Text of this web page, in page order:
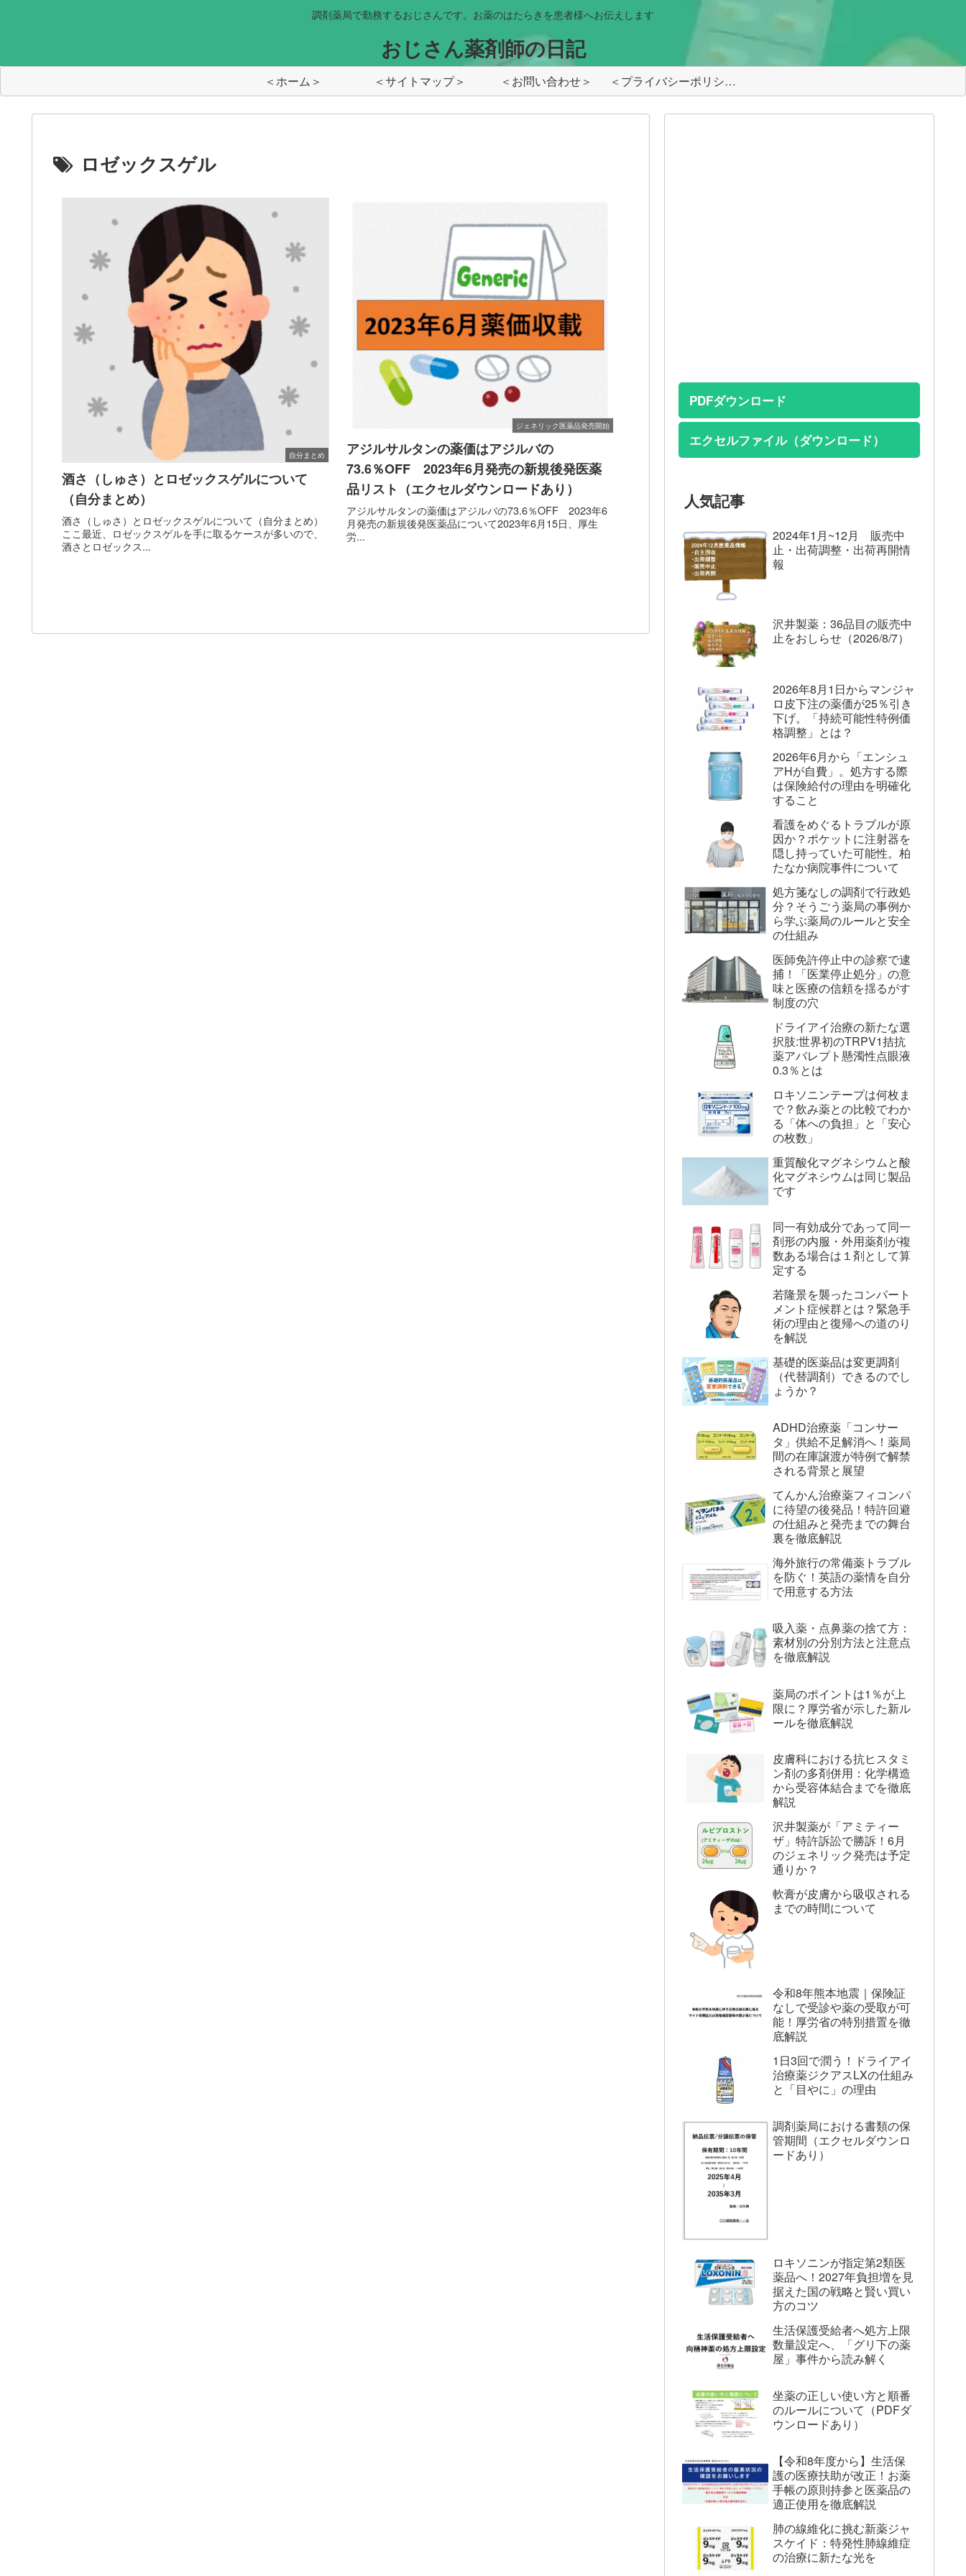
調剤薬局で勤務するおじさんです。お薬のはたらきを患者様へお伝えします
おじさん薬剤師の日記
＜ホーム＞ ＜サイトマップ＞ ＜お問い合わせ＞ ＜プライバシーポリシー＞
ロゼックスゲル
自分まとめ
酒さ（しゅさ）とロゼックスゲルについて
（自分まとめ）
酒さ（しゅさ）とロゼックスゲルについて（自分まとめ）
ここ最近、ロゼックスゲルを手に取るケースが多いので、
酒さとロゼックス...
ジェネリック医薬品発売開始
アジルサルタンの薬価はアジルバの
73.6％OFF 2023年6月発売の新規後発医薬
品リスト（エクセルダウンロードあり）
アジルサルタンの薬価はアジルバの73.6％OFF 2023年6
月発売の新規後発医薬品について2023年6月15日、厚生
労...
PDFダウンロード
エクセルファイル（ダウンロード）
人気記事
2024年1月~12月 販売中
止・出荷調整・出荷再開情
報
沢井製薬：36品目の販売中
止をおしらせ（2026/8/7）
2026年8月1日からマンジャ
ロ皮下注の薬価が25％引き
下げ。「持続可能性特例価
格調整」とは？
2026年6月から「エンシュ
アHが自費」。処方する際
は保険給付の理由を明確化
すること
看護をめぐるトラブルが原
因か？ポケットに注射器を
隠し持っていた可能性。柏
たなか病院事件について
処方箋なしの調剤で行政処
分？そうごう薬局の事例か
ら学ぶ薬局のルールと安全
の仕組み
医師免許停止中の診察で逮
捕！「医業停止処分」の意
味と医療の信頼を揺るがす
制度の穴
ドライアイ治療の新たな選
択肢:世界初のTRPV1拮抗
薬アバレプト懸濁性点眼液
0.3％とは
ロキソニンテープは何枚ま
で？飲み薬との比較でわか
る「体への負担」と「安心
の枚数」
重質酸化マグネシウムと酸
化マグネシウムは同じ製品
です
同一有効成分であって同一
剤形の内服・外用薬剤が複
数ある場合は１剤として算
定する
若隆景を襲ったコンパート
メント症候群とは？緊急手
術の理由と復帰への道のり
を解説
基礎的医薬品は変更調剤
（代替調剤）できるのでし
ょうか？
ADHD治療薬「コンサー
タ」供給不足解消へ！薬局
間の在庫譲渡が特例で解禁
される背景と展望
てんかん治療薬フィコンパ
に待望の後発品！特許回避
の仕組みと発売までの舞台
裏を徹底解説
海外旅行の常備薬トラブル
を防ぐ！英語の薬情を自分
で用意する方法
吸入薬・点鼻薬の捨て方：
素材別の分別方法と注意点
を徹底解説
薬局のポイントは1％が上
限に？厚労省が示した新ル
ールを徹底解説
皮膚科における抗ヒスタミ
ン剤の多剤併用：化学構造
から受容体結合までを徹底
解説
沢井製薬が「アミティー
ザ」特許訴訟で勝訴！6月
のジェネリック発売は予定
通りか？
軟膏が皮膚から吸収される
までの時間について
令和8年熊本地震｜保険証
なしで受診や薬の受取が可
能！厚労省の特別措置を徹
底解説
1日3回で潤う！ドライアイ
治療薬ジクアスLXの仕組み
と「目やに」の理由
調剤薬局における書類の保
管期間（エクセルダウンロ
ードあり）
ロキソニンが指定第2類医
薬品へ！2027年負担増を見
据えた国の戦略と賢い買い
方のコツ
生活保護受給者へ処方上限
数量設定へ、「グリ下の薬
屋」事件から読み解く
坐薬の正しい使い方と順番
のルールについて（PDFダ
ウンロードあり）
【令和8年度から】生活保
護の医療扶助が改正！お薬
手帳の原則持参と医薬品の
適正使用を徹底解説
肺の線維化に挑む新薬ジャ
スケイド：特発性肺線維症
の治療に新たな光を